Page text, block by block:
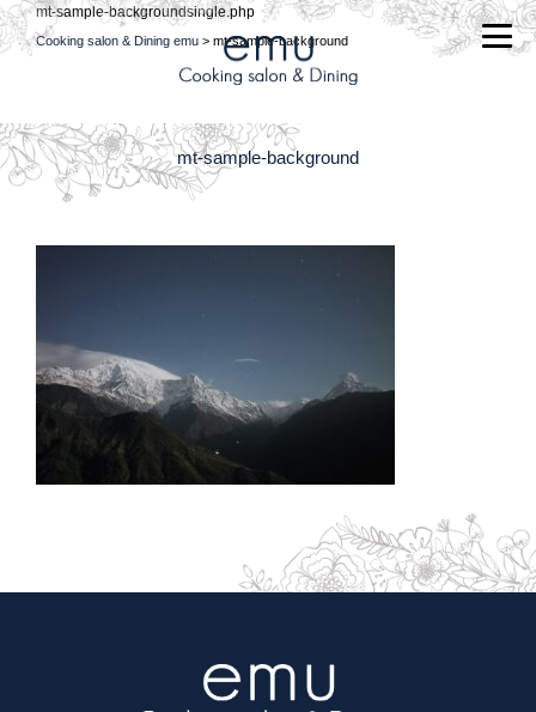
mt-sample-backgroundsingle.php
Cooking salon & Dining emu > mt-sample-background
mt-sample-background